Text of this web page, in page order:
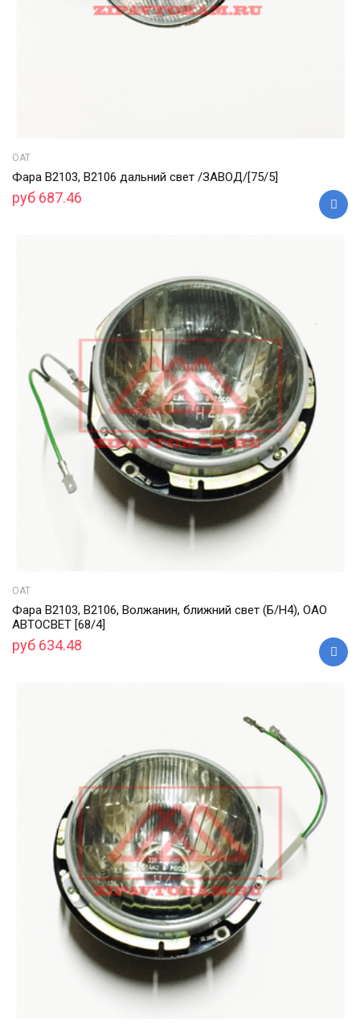
ОАТ
Фара В2103, В2106 дальний свет /ЗАВОД/[75/5]
руб 687.46
ОАТ
Фара В2103, В2106, Волжанин, ближний свет (Б/Н4), ОАО
АВТОСВЕТ [68/4]
руб 634.48